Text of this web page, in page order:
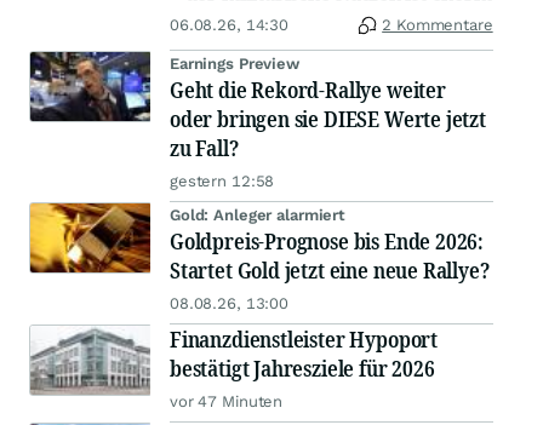
06.08.26, 14:30 2 Kommentare
Earnings Preview
Geht die Rekord-Rallye weiter
oder bringen sie DIESE Werte jetzt
zu Fall?
gestern 12:58
Gold: Anleger alarmiert
Goldpreis-Prognose bis Ende 2026:
Startet Gold jetzt eine neue Rallye?
08.08.26, 13:00
Finanzdienstleister Hypoport
bestätigt Jahresziele für 2026
vor 47 Minuten